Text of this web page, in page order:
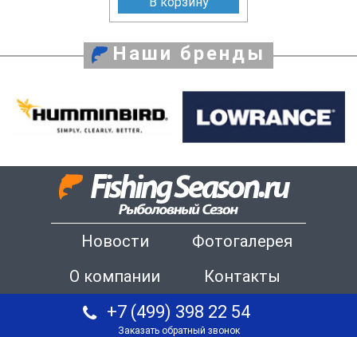
Наши бренды
Новости
Фотогалерея
О компании
Контакты
+7 (499) 398 22 54
Заказать обратный звонок